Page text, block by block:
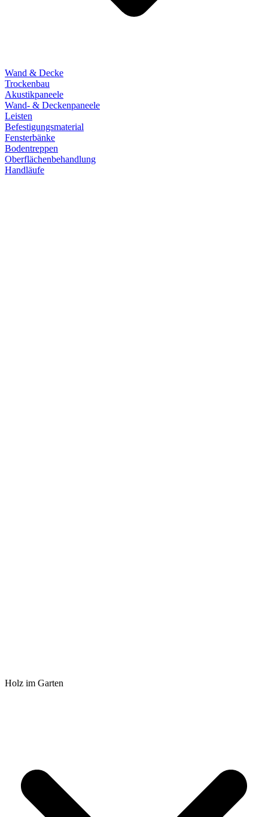
Wand & Decke
Trockenbau
Akustikpaneele
Wand- & Deckenpaneele
Leisten
Befestigungsmaterial
Fensterbänke
Bodentreppen
Oberflächenbehandlung
Handläufe
Holz im Garten